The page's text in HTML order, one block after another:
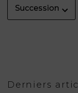
Succession
Derniers